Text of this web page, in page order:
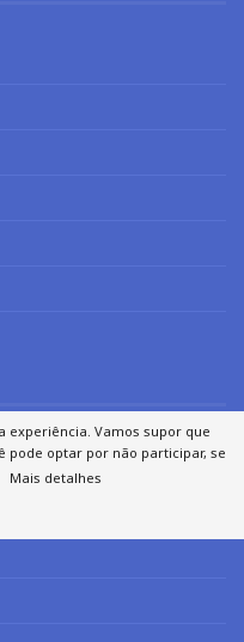
experiência. Vamos supor que
pode optar por não participar, se
Mais detalhes